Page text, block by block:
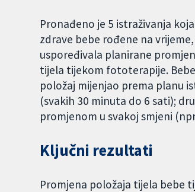
Pronađeno je 5 istraživanja
zdrave bebe rođene na
uspoređivala planirane
tijela tijekom fototerapije.
položaj mijenjao prema planu
(svakih 30 minuta do 6 sati);
promjenom u svakoj smjeni
Ključni rezultati
Promjena položaja tijela bebe